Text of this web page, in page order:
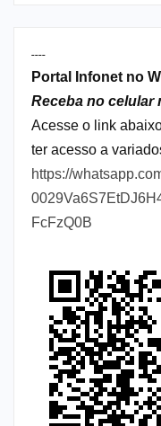
----
Portal Infonet no
Receba no celular
Acesse o link
ter acesso a
https://
FcFzQ0B